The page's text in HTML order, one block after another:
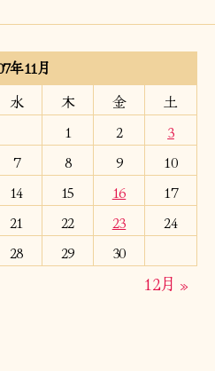
年11月
水 木 金
土
1
2
3
7 8 9
10
14 15 16
17
21 22 23
24
28 29 30
12月 »